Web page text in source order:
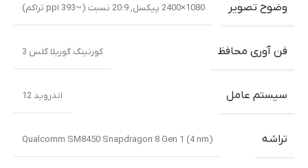
وضوح تصویر 1080×2400 پیکسل, 20:9 نسبت (~393 ppi تراکم)
فن آوری محافظ کورنینگ گوریلا گلس 3
سیستم عامل اندروید 12
تراشه Qualcomm SM8450 Snapdragon 8 Gen 1 (4 nm)